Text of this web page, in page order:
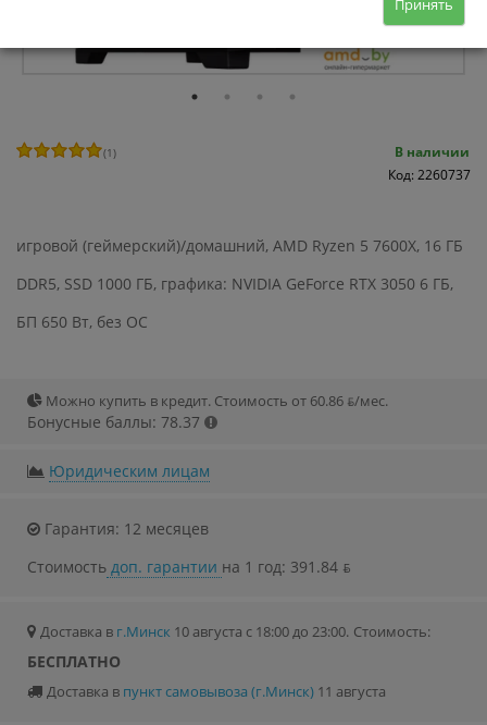
(1)
В наличии
Код: 2260737
игровой (геймерский)/домашний, AMD Ryzen 5 7600X, 16 ГБ
DDR5, SSD 1000 ГБ, графика: NVIDIA GeForce RTX 3050 6 ГБ,
БП 650 Вт, без ОС
Можно купить в кредит. Стоимость от 60.86 ƃ/мec.
Бонусные баллы: 78.37
Юридическим лицам
Гарантия: 12 месяцев
Стоимость доп. гарантии на 1 год: 391.84 ƃ
Доставка в г.Минск 10 августа с 18:00 до 23:00. Стоимость:
БЕСПЛАТНО
Доставка в пункт самовывоза (г.Минск) 11 августа
Принять